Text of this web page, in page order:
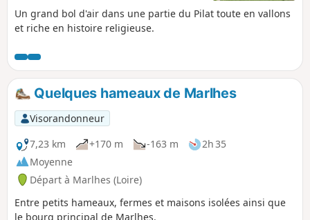
Un grand bol d'air dans une partie du Pilat toute en vallons
et riche en histoire religieuse.
Quelques hameaux de Marlhes
Visorandonneur
7,23 km
+170 m -163 m
2h 35
Moyenne
Départ à Marlhes (Loire)
Entre petits hameaux, fermes et maisons isolées ainsi que
le bourg principal de Marlhes.